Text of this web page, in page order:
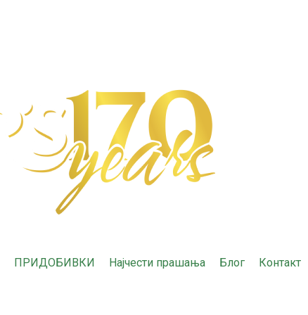
ПРИДОБИВКИ Најчести прашања Блог Контакт